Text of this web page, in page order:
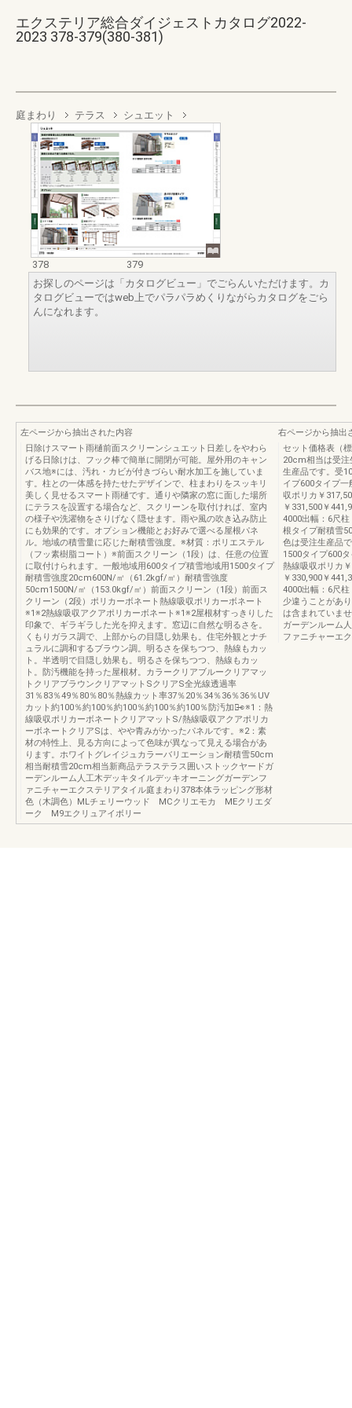
エクステリア総合ダイジェストカタログ2022-
2023 378-379(380-381)
庭まわり テラス シュエット
378
379
お探しのページは「カタログビュー」でごらんいただけます。カ
タログビューではweb上でパラパラめくりながらカタログをごら
んになれます。
左ページから抽出された内容
日除けスマート雨樋前面スクリーンシュエット日差しをやわら
げる日除けは、フック棒で簡単に開閉が可能。屋外用のキャン
バス地※には、汚れ・カビが付きづらい耐水加工を施していま
す。柱との一体感を持たせたデザインで、柱まわりをスッキリ
美しく見せるスマート雨樋です。通りや隣家の窓に面した場所
にテラスを設置する場合など、スクリーンを取付ければ、室内
の様子や洗濯物をさりげなく隠せます。雨や風の吹き込み防止
にも効果的です。オプション機能とお好みで選べる屋根パネ
ル。地域の積雪量に応じた耐積雪強度。※材質：ポリエステル
（フッ素樹脂コート）※前面スクリーン（1段）は、任意の位置
に取付けられます。一般地域用600タイプ積雪地域用1500タイプ
耐積雪強度20cm600N/㎡（61.2kgf/㎡）耐積雪強度
50cm1500N/㎡（153.0kgf/㎡）前面スクリーン（1段）前面ス
クリーン（2段）ポリカーボネート熱線吸収ポリカーボネート
※1※2熱線吸収アクアポリカーボネート※1※2屋根材すっきりした
印象で、ギラギラした光を抑えます。窓辺に自然な明るさを。
くもりガラス調で、上部からの目隠し効果も。住宅外観とナチ
ュラルに調和するブラウン調。明るさを保ちつつ、熱線もカッ
ト。半透明で目隠し効果も。明るさを保ちつつ、熱線もカッ
ト。防汚機能を持った屋根材。カラークリアブルークリアマッ
トクリアブラウンクリアマットSクリアS全光線透過率
31％83％49％80％80％熱線カット率37％20％34％36％36％UV
カット約100％約100％約100％約100％約100％防汚加工̶̶̶̶○※1：熱
線吸収ポリカーボネートクリアマットS/熱線吸収アクアポリカ
ーボネートクリアSは、やや青みがかったパネルです。※2：素
材の特性上、見る方向によって色味が異なって見える場合があ
ります。ホワイトグレイジュカラーバリエーション耐積雪50cm
相当耐積雪20cm相当新商品テラステラス囲いストックヤードガ
ーデンルーム人工木デッキタイルデッキオーニングガーデンフ
ァニチャーエクステリアタイル庭まわり378本体ラッピング形材
色（木調色）MLチェリーウッド MCクリエモカ MEクリエダ
ーク M9エクリュアイボリー
右ページから抽出
セット価格表（
20cm相当は受注
生産品です。受
イプ600タイプ
収ポリカ￥
￥331,500￥
4000出幅：6尺
根タイプ耐積雪
色は受注生産品
1500タイプ600
熱線吸収ポリカ
￥330,900￥
4000出幅：6尺
少違うことがあ
は含まれていま
ガーデンルーム
ファニチャーエ